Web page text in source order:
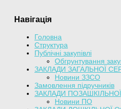
Навігація
Головна
Структура
Публічні закупівлі
Обгрунтування
ЗАКЛАДИ ЗАГАЛЬНОЇ
Новини ЗЗСО
Замовлення підручників
ЗАКЛАДИ
Новини ПО